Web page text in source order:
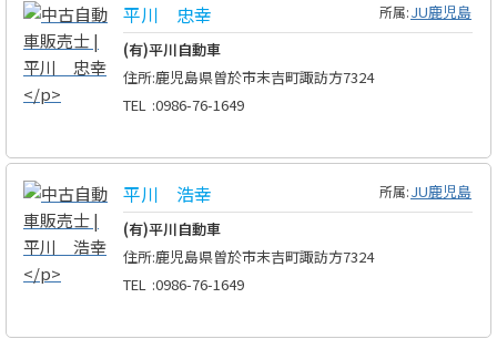
平川 忠幸 所属:JU鹿児島
(有)平川自動車
住所:鹿児島県曽於市末吉町諏訪方7324
TEL :0986-76-1649
平川 浩幸 所属:JU鹿児島
(有)平川自動車
住所:鹿児島県曽於市末吉町諏訪方7324
TEL :0986-76-1649